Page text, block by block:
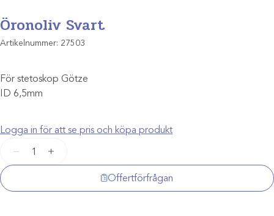
Öronoliv Svart
Artikelnummer: 27503
För stetoskop Götze
ID 6,5mm
Logga in för att se pris och köpa produkt
Öronoliv
mängd
+
Offertförfrågan